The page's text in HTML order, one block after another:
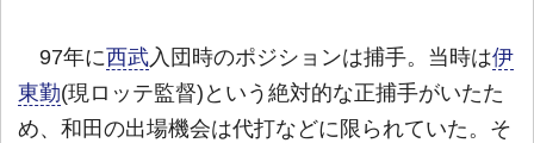
97年に西武入団時のポジションは捕手。当時は伊
東勤(現ロッテ監督)という絶対的な正捕手がいたた
め、和田の出場機会は代打などに限られていた。そ